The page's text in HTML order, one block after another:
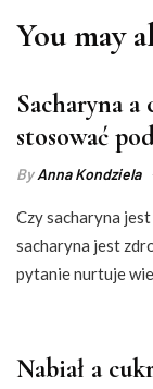
You may
Sacharyna a
stosować
ByAnna Kondziela
Czy sacharyna
sacharyna jest
pytanie nurtuje
Nabiał a